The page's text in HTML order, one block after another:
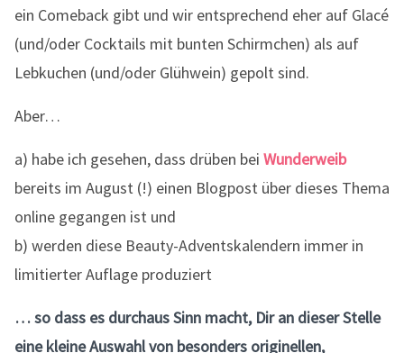
ein Comeback gibt und wir entsprechend eher auf Glacé
(und/oder Cocktails mit bunten Schirmchen) als auf
Lebkuchen (und/oder Glühwein) gepolt sind.
Aber…
a) habe ich gesehen, dass drüben bei Wunderweib
bereits im August (!) einen Blogpost über dieses Thema
online gegangen ist und
b) werden diese Beauty-Adventskalendern immer in
limitierter Auflage produziert
… so dass es durchaus Sinn macht, Dir an dieser Stelle
eine kleine Auswahl von besonders originellen,